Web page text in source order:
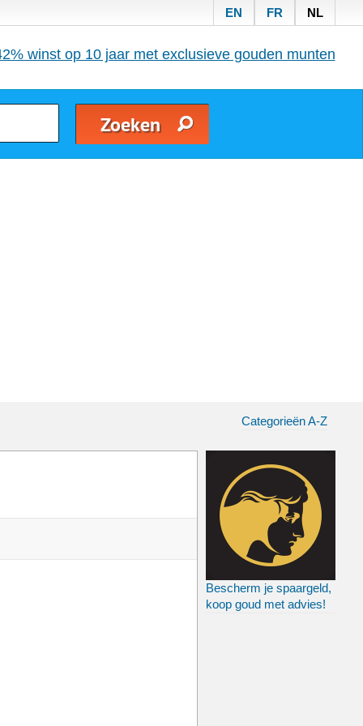
EN FR NL
winst op 10 jaar met exclusieve gouden munten
Categorieën A-Z
Bescherm je spaargeld,
koop goud met advies!